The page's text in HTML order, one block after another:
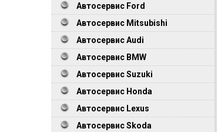
Автосервис Ford
Автосервис Mitsubishi
Автосервис Audi
Автосервис BMW
Автосервис Suzuki
Автосервис Honda
Автосервис Lexus
Автосервис Skoda